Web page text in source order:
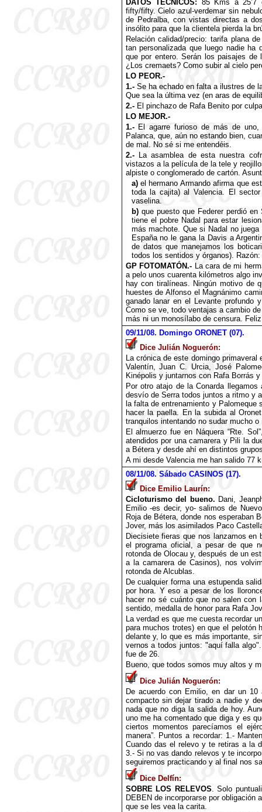
DATOS TÉCNICOS: 85 Kms a 25’7
fifty/fifty. Cielo azul-verdemar sin
de Pedralba, con vistas directas a
insólito para que la clientela pierda la
Relación calidad/precio: tarifa plana
tan personalizada que luego nadie
que por entero. Serán los paisajes de
¿Los cremaets? Como subir al cielo
LO PEOR.-
1.- Se ha echado en falta a ilustres de
Que sea la última vez (en aras de
2.-El pinchazo de Rafa Benito por
LO MEJOR.-
1.-El agarre furioso de más de uno,
Palanca, que, aún no estando bien,
de mal. No sé si me entendéis.
2.-La asamblea de esta nuestra
vistazos a la película de la tele y
alpiste o conglomerado de cartón.
a)el hermano Armando afirma que
toda la cajita) al Valencia. El
vaselina.
b)que puesto que Federer perdió en
tiene el pobre Nadal para estar
más machote. Que si Nadal no
España no le gana la Davis a
de datos que manejamos los
todos los sentidos y órganos).
GP FOTOMATÓN.- La cara de mi
a pelo unos cuarenta kilómetros algo
hay con tiralíneas. Ningún motivo de
huestes de Alfonso el Magnánimo
ganado lanar en el Levante
Como se ve, todo ventajas a cambio
más ni un monosílabo de censura.
09/11/08. Domingo ORONET (07).
Dice Julián Noguerón:
La crónica de este domingo
Valentín, Juan C. Urcia, José
Kinépolis y juntarnos con Rafa Borrás
Por otro atajo de la Conarda
desvío de Serra todos juntos a ritmo y
la falta de entrenamiento y
hacer la paella. En la subida al
tranquilos intentando no sudar mucho
El almuerzo fue en Náquera “Rte.
atendidos por una camarera y Pili la
a Bétera y desde ahí en distintos
A mi desde Valencia me han salido 77
08/11/08. Sábado CASINOS (17).
Dice Emilio Laurín:
Cicloturismo del bueno. Dani,
Emilio -es decir, yo- salimos de
Roja de Bétera, donde nos esperaban
Jover, más los asimilados Paco
Diecisiete fieras que nos lanzamos en
el programa oficial, a pesar de que
rotonda de Olocau y, después de un
a la camarera de Casinos), nos
rotonda de Alcublas.
De cualquier forma una estupenda
por hora. Y eso a pesar de los
hacer no sé cuánto que no salen
sentido, medalla de honor para Rafa
La verdad es que me cuesta recordar
para muchos trotes) en que el pelotón
delante y, lo que es más importante,
vernos a todos juntos: "aquí falla
fue de 26.
Bueno, que todos somos muy altos y
Dice Julián Noguerón:
De acuerdo con Emilio, en dar un
compacto sin dejar tirado a nadie y
nada que no diga la salida de hoy.
uno me ha comentado que diga y es
ciertos momentos parecíamos el
manera”. Puntos a recordar: 1.-
Cuando das el relevo y te retiras a la
3.- Si no vas dando relevos y te
seguiremos practicando y al final nos
Dice Delfín:
SOBRE LOS RELEVOS. Solo
DEBEN de incorporarse por
que se les vea la carita.